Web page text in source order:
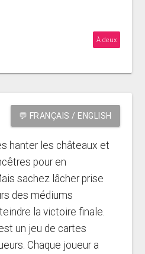
À deux
💬 FRANÇAIS / ENGLISH
hanter les châteaux et
pour en
sachez lâcher prise
des médiums
la victoire finale.
un jeu de cartes
Chaque joueur a